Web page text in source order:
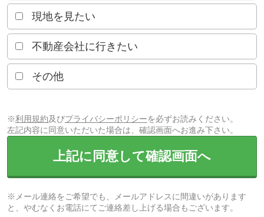
現地を見たい
不動産会社に行きたい
その他
※利用規約及びプライバシーポリシーを必ずお読みください。
左記内容に同意いただいた場合は、確認画面へお進み下さい。
上記に同意して確認画面へ
※メール連絡をご希望でも、メールアドレスに間違いがあります
と、やむなくお電話にてご連絡差し上げる場合もございます。